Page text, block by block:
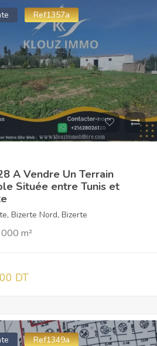
Ref1357a
A Vendre Un Terrain
Située entre Tunis et
, Bizerte Nord, Bizerte
m²
DT
Ref1349a